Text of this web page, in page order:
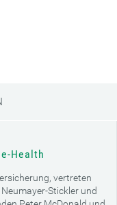
Health
vertreten
Stickler und